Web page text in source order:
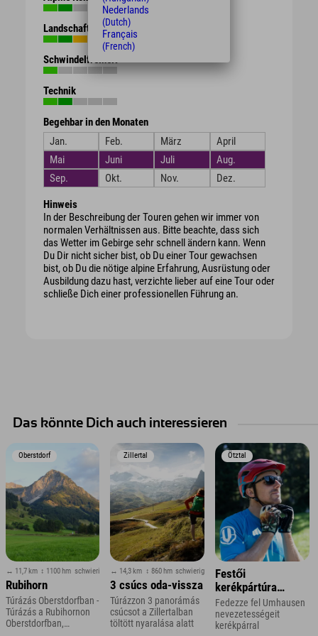
Landschaft
Schwindelfreiheit
Technik
Begehbar in den Monaten
Jan.
Feb. März
April
Mai
Juni Juli
Aug.
Sep.
Okt. Nov. Dez.
Hinweis
In der Beschreibung der Touren gehen wir immer von
normalen Verhältnissen aus. Bitte beachte, dass sich
das Wetter im Gebirge sehr schnell ändern kann. Wenn
Du Dir nicht sicher bist, ob Du einer Tour gewachsen
bist, ob Du die nötige alpine Erfahrung, Ausrüstung oder
Ausbildung dazu hast, verzichte lieber auf eine Tour oder
schließe Dich einer professionellen Führung an.
Das könnte Dich auch interessieren
Oberstdorf
↔ 11,7 km ↕ 1100 hm schwierig
Rubihorn
Túrázás Oberstdorfban -
Túrázás a Rubihornon
Oberstdorfban,
Zillertal
↔ 14,3 km ↕ 860 hm schwierig
3 csúcs oda-vissza
Túrázzon 3 panorámás
csúcsot a Zillertalban
töltött nyaralása alatt
Ötztal
Festői
kerékpártúra
Umhausen
környékén
Fedezze fel Umhausen
nevezetességeit
kerékpárral
Nederlands
(Dutch)
Français
(French)